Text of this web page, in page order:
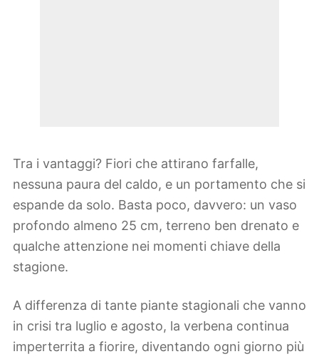
Tra i vantaggi? Fiori che attirano farfalle,
nessuna paura del caldo, e un portamento che si
espande da solo. Basta poco, davvero: un vaso
profondo almeno 25 cm, terreno ben drenato e
qualche attenzione nei momenti chiave della
stagione.
A differenza di tante piante stagionali che vanno
in crisi tra luglio e agosto, la verbena continua
imperterrita a fiorire, diventando ogni giorno più